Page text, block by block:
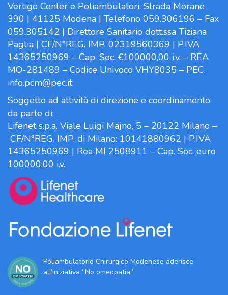
Vertigo Center e Poliambulatori: Strada Morane
390 | 41125 Modena | Telefono 059.306196 – Fax
059.305142 | Direttore Sanitario dott.ssa Tiziana
Paglia | CF/N°REG. IMP. 02319560369 | P.IVA
14365250969 – Cap. Soc. €100000,00 i.v. – REA
MO-281489 – Codice Univoco VHY8035 – PEC:
info.pcm@pec.it
Soggetto ad attività di direzione e coordinamento
da parte di:
Lifenet s.p.a. Viale Luigi Majno, 5 – 20122 Milano –
CF/N°REG. IMP. di Milano: 10141880962 | P.IVA
14365250969 | Rea MI 2508911 – Cap. Soc. euro
100000,00 i.v.
Poliambulatorio Chirurgico Modenese aderisce
all’iniziativa “No omeopatia”